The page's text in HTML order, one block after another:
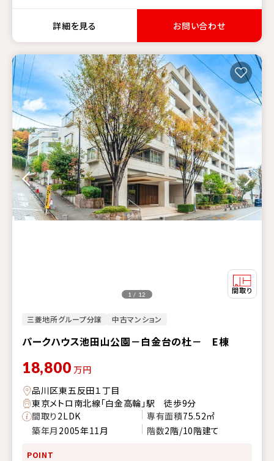
詳細を見る お問い合わせ
三菱地所グループ分譲 中古マンション
パークハウス池田山公園－白金台の杜－ E棟
1 / 12
18,800 万円
品川区東五反田１丁目
東京メトロ南北線「白金高輪」駅 徒歩9分
間取り2LDK 専有面積75.52㎡
築年月 2005年11月 階数2階/10階建て
POINT